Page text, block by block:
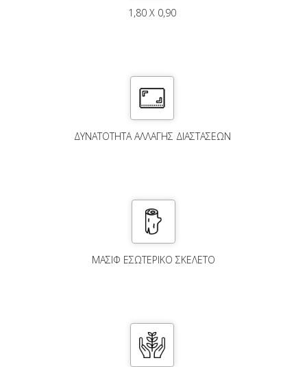
1,80 X 0,90
ΔΥΝΑΤΌΤΗΤΑ ΑΛΛΑΓΉΣ ΔΙΑΣΤΆΣΕΩΝ
ΜΑΣΙΦ ΕΣΩΤΕΡΙΚΟ ΣΚΕΛΕΤΟ